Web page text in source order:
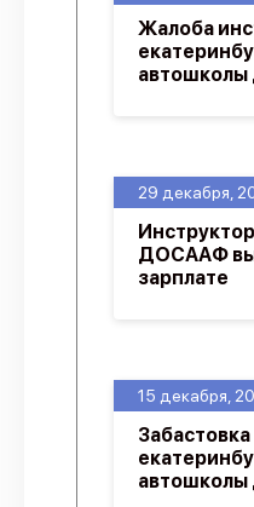
15 декабря,
29 декабря,
ДОСААФ
зарплате
Жалоба